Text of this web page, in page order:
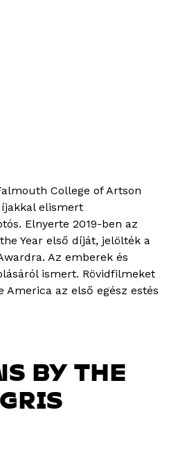
College of Artson
elismert
Elnyerte 2019-ben az
Year első díját, jelölték a
Az emberek és
ismert. Rövidfilmeket
America az első egész estés
BY THE